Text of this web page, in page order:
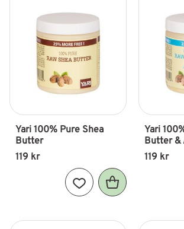
Yari 100% Pure Shea
Butter
119 kr
Lägg till i favoriter
Yari
Butter &
119 kr